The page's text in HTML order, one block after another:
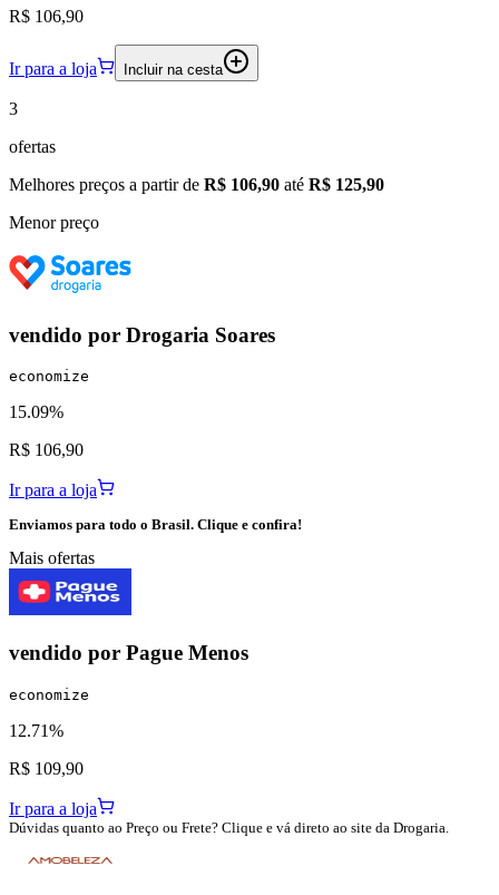
R$ 106,90
Ir para a loja Incluir na cesta
3
ofertas
Melhores preços a partir de R$ 106,90 até R$ 125,90
Menor preço
vendido por Drogaria Soares
economize
15.09%
R$ 106,90
Ir para a loja
Enviamos para todo o Brasil. Clique e confira!
Mais ofertas
vendido por Pague Menos
economize
12.71%
R$ 109,90
Ir para a loja
Dúvidas quanto ao Preço ou Frete? Clique e vá direto ao site da Drogaria.